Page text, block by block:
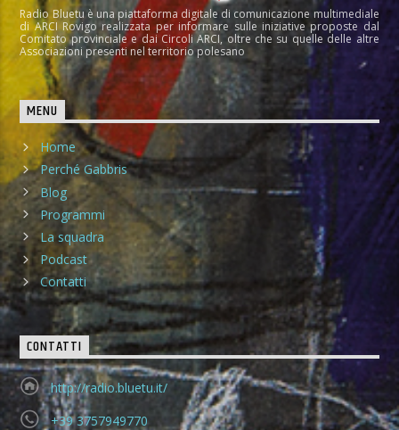
Radio Bluetu è una piattaforma digitale di comunicazione multimediale
di ARCI Rovigo realizzata per informare sulle iniziative proposte dal
Comitato provinciale e dai Circoli ARCI, oltre che su quelle delle altre
Associazioni presenti nel territorio polesano
MENU
Home
Perché Gabbris
Blog
Programmi
La squadra
Podcast
Contatti
CONTATTI
http://radio.bluetu.it/
+39 3757949770